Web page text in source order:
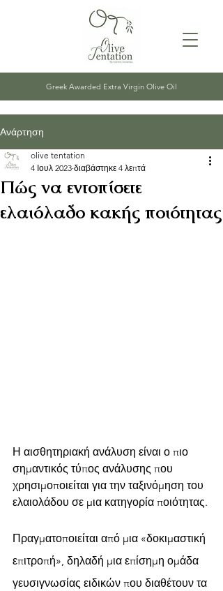
Greek Awarded Extra Virgin Olive Oil
Ανάρτηση
Πώς να εντοπίσετε
ελαιόλαδο κακής ποιότητας
olive tentation
4 Ιουλ 2023 διαβάστηκε 4 λεπτά
Η αισθητηριακή ανάλυση είναι ο πιο
σημαντικός τύπος ανάλυσης που
χρησιμοποιείται για την ταξινόμηση του
ελαιολάδου σε μια κατηγορία ποιότητας.
Πραγματοποιείται από μια «δοκιμαστική
επιτροπή», δηλαδή μια επίσημη ομάδα
γευσιγνωσίας ειδικών που διαθέτουν τα